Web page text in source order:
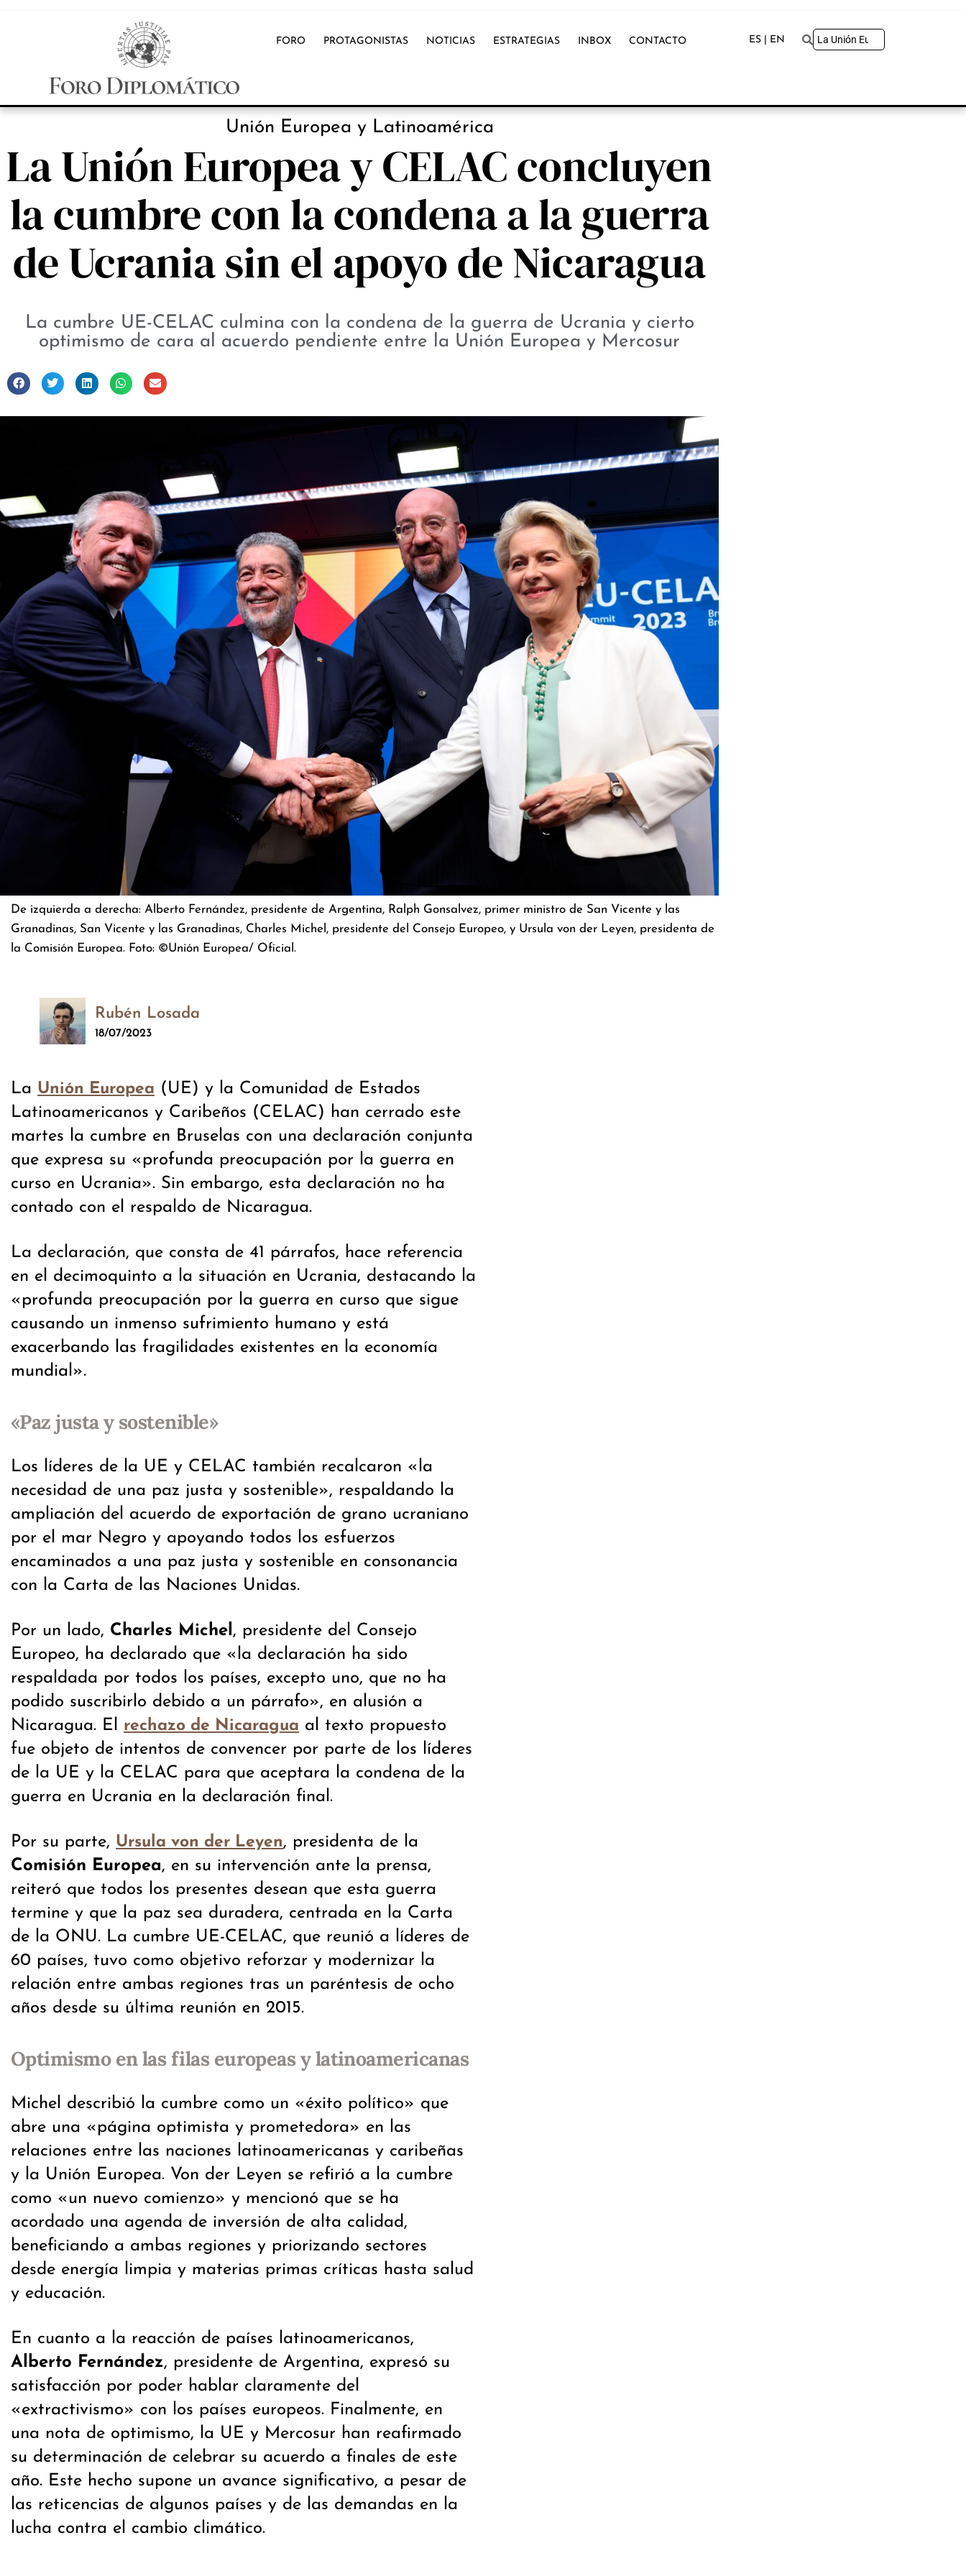
FORO PROTAGONISTAS NOTICIAS ESTRATEGIAS INBOX CONTACTO ES | EN
Unión Europea y Latinoamérica
La Unión Europea y CELAC concluyen
la cumbre con la condena a la guerra
de Ucrania sin el apoyo de Nicaragua
La cumbre UE-CELAC culmina con la condena de la guerra de Ucrania y cierto
optimismo de cara al acuerdo pendiente entre la Unión Europea y Mercosur
De izquierda a derecha: Alberto Fernández, presidente de Argentina, Ralph Gonsalvez, primer ministro de San Vicente y las
Granadinas, San Vicente y las Granadinas, Charles Michel, presidente del Consejo Europeo, y Ursula von der Leyen, presidenta de
la Comisión Europea. Foto: ©Unión Europea/ Oficial.
Rubén Losada
18/07/2023
La Unión Europea (UE) y la Comunidad de Estados
Latinoamericanos y Caribeños (CELAC) han cerrado este
martes la cumbre en Bruselas con una declaración conjunta
que expresa su «profunda preocupación por la guerra en
curso en Ucrania». Sin embargo, esta declaración no ha
contado con el respaldo de Nicaragua.
La declaración, que consta de 41 párrafos, hace referencia
en el decimoquinto a la situación en Ucrania, destacando la
«profunda preocupación por la guerra en curso que sigue
causando un inmenso sufrimiento humano y está
exacerbando las fragilidades existentes en la economía
mundial».
«Paz justa y sostenible»
Los líderes de la UE y CELAC también recalcaron «la
necesidad de una paz justa y sostenible», respaldando la
ampliación del acuerdo de exportación de grano ucraniano
por el mar Negro y apoyando todos los esfuerzos
encaminados a una paz justa y sostenible en consonancia
con la Carta de las Naciones Unidas.
Por un lado, Charles Michel, presidente del Consejo
Europeo, ha declarado que «la declaración ha sido
respaldada por todos los países, excepto uno, que no ha
podido suscribirlo debido a un párrafo», en alusión a
Nicaragua. El rechazo de Nicaragua al texto propuesto
fue objeto de intentos de convencer por parte de los líderes
de la UE y la CELAC para que aceptara la condena de la
guerra en Ucrania en la declaración final.
Por su parte, Ursula von der Leyen, presidenta de la
Comisión Europea, en su intervención ante la prensa,
reiteró que todos los presentes desean que esta guerra
termine y que la paz sea duradera, centrada en la Carta
de la ONU. La cumbre UE-CELAC, que reunió a líderes de
60 países, tuvo como objetivo reforzar y modernizar la
relación entre ambas regiones tras un paréntesis de ocho
años desde su última reunión en 2015.
Optimismo en las filas europeas y latinoamericanas
Michel describió la cumbre como un «éxito político» que
abre una «página optimista y prometedora» en las
relaciones entre las naciones latinoamericanas y caribeñas
y la Unión Europea. Von der Leyen se refirió a la cumbre
como «un nuevo comienzo» y mencionó que se ha
acordado una agenda de inversión de alta calidad,
beneficiando a ambas regiones y priorizando sectores
desde energía limpia y materias primas críticas hasta salud
y educación.
En cuanto a la reacción de países latinoamericanos,
Alberto Fernández, presidente de Argentina, expresó su
satisfacción por poder hablar claramente del
«extractivismo» con los países europeos. Finalmente, en
una nota de optimismo, la UE y Mercosur han reafirmado
su determinación de celebrar su acuerdo a finales de este
año. Este hecho supone un avance significativo, a pesar de
las reticencias de algunos países y de las demandas en la
lucha contra el cambio climático.